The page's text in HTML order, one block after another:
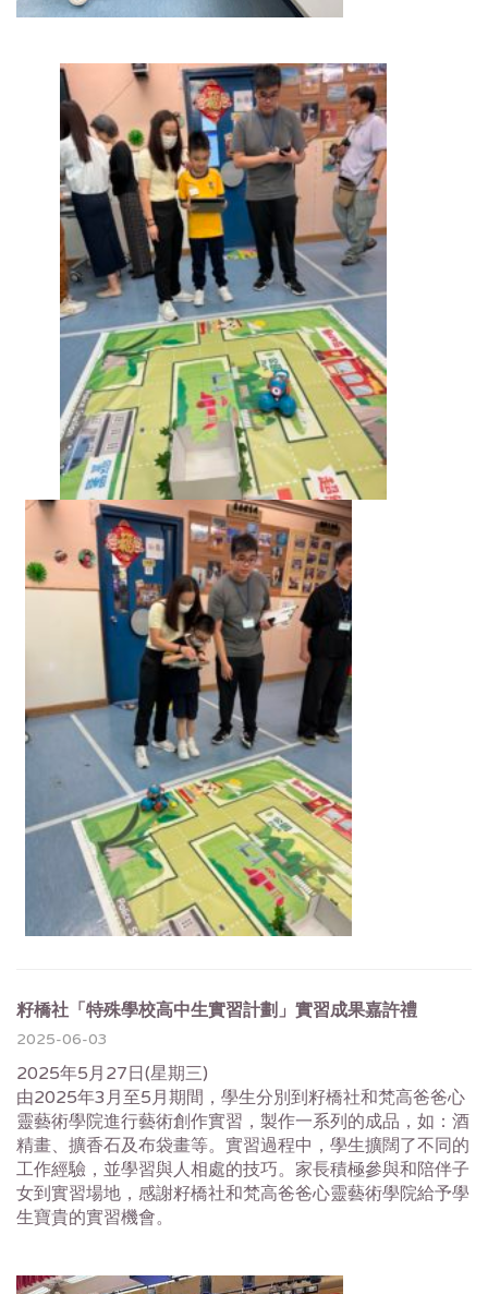
籽橋社「特殊學校高中生實習計劃」實習成果嘉許禮
2025-06-03
2025年5月27日(星期三)
由2025年3月至5月期間，學生分別到籽橋社和梵高爸爸心
靈藝術學院進行藝術創作實習，製作一系列的成品，如：酒
精畫、擴香石及布袋畫等。實習過程中，學生擴闊了不同的
工作經驗，並學習與人相處的技巧。家長積極參與和陪伴子
女到實習場地，感謝籽橋社和梵高爸爸心靈藝術學院給予學
生寶貴的實習機會。